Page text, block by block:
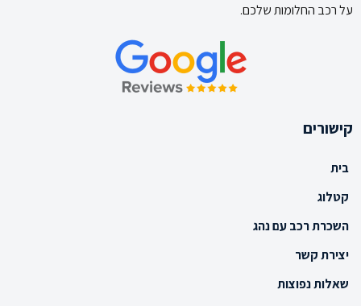
על רכב החלומות שלכם.
קישורים
בית
קטלוג
השכרת רכב עם נהג
יצירת קשר
שאלות נפוצות